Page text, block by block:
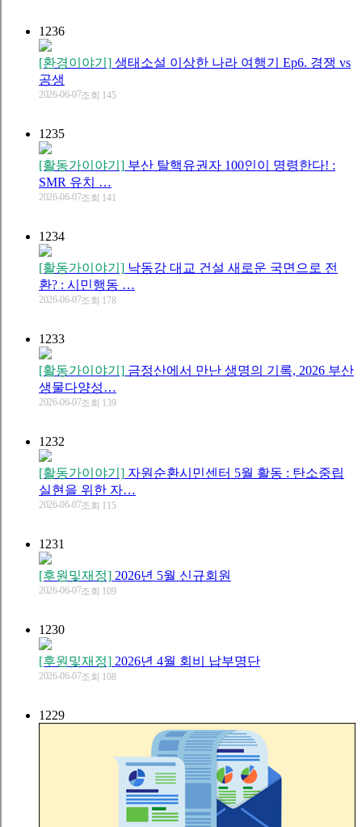
1236
[환경이야기] 생태소설 이상한 나라 여행기 Ep6. 경쟁 vs
공생
2026-06-07조회 145
1235
[활동가이야기] 부산 탈핵유권자 100인이 명령한다! :
SMR 유치 …
2026-06-07조회 141
1234
[활동가이야기] 낙동강 대교 건설 새로운 국면으로 전
환? : 시민행동 …
2026-06-07조회 178
1233
[활동가이야기] 금정산에서 만난 생명의 기록, 2026 부산
생물다양성…
2026-06-07조회 139
1232
[활동가이야기] 자원순환시민센터 5월 활동 : 탄소중립
실현을 위한 자…
2026-06-07조회 115
1231
[후원및재정] 2026년 5월 신규회원
2026-06-07조회 109
1230
[후원및재정] 2026년 4월 회비 납부명단
2026-06-07조회 108
1229